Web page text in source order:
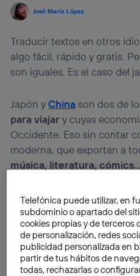
José María López
Traducir textos en otros
algo fácil, rápido y gratis.
son iguales. Es el caso del
Japón yChinason dos de
para viajary cuyas
Occidente. Eso sin contar
moderna, que exportan a
música, literatura, cómics
conocer más de cerca estos
Pero si no dominas ni el
nada. En la actualidad, los
resultados que permiten
relativa facilidad. Sólo hay
Telefónica puede utilizar, en
subdominio o apartado del
cookies propias y de terceros
de personalización, redes
publicidad personalizada en
partir de tus hábitos de
todas, rechazarlas o